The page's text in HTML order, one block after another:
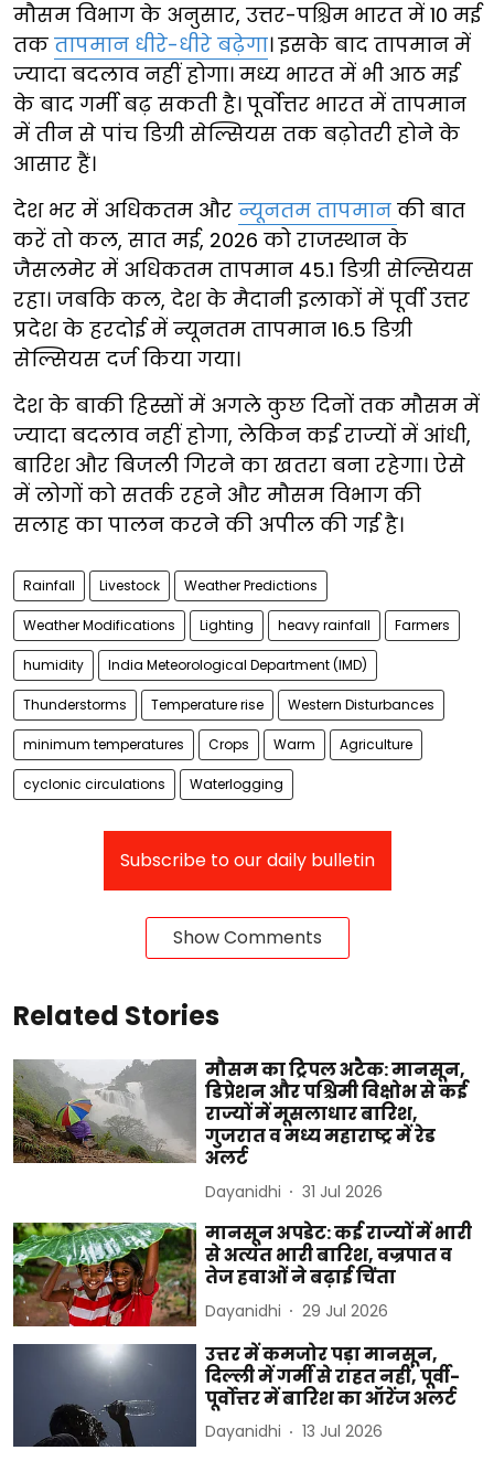
मौसम विभाग के अनुसार, उत्तर-पश्चिम भारत में 10 मई
तक तापमान धीरे-धीरे बढ़ेगा। इसके बाद तापमान में
ज्यादा बदलाव नहीं होगा। मध्य भारत में भी आठ मई
के बाद गर्मी बढ़ सकती है। पूर्वोत्तर भारत में तापमान
में तीन से पांच डिग्री सेल्सियस तक बढ़ोतरी होने के
आसार हैं।
देश भर में अधिकतम और न्यूनतम तापमान की बात
करें तो कल, सात मई, 2026 को राजस्थान के
जैसलमेर में अधिकतम तापमान 45.1 डिग्री सेल्सियस
रहा। जबकि कल, देश के मैदानी इलाकों में पूर्वी उत्तर
प्रदेश के हरदोई में न्यूनतम तापमान 16.5 डिग्री
सेल्सियस दर्ज किया गया।
देश के बाकी हिस्सों में अगले कुछ दिनों तक मौसम में
ज्यादा बदलाव नहीं होगा, लेकिन कई राज्यों में आंधी,
बारिश और बिजली गिरने का खतरा बना रहेगा। ऐसे
में लोगों को सतर्क रहने और मौसम विभाग की
सलाह का पालन करने की अपील की गई है।
Rainfall Livestock Weather Predictions
Weather Modifications Lighting heavy rainfall Farmers
humidity India Meteorological Department (IMD)
Thunderstorms Temperature rise Western Disturbances
minimum temperatures Crops Warm Agriculture
cyclonic circulations Waterlogging
Subscribe to our daily bulletin
Show Comments
Related Stories
मौसम का ट्रिपल अटैक: मानसून,
डिप्रेशन और पश्चिमी विक्षोभ से कई
राज्यों में मूसलाधार बारिश,
गुजरात व मध्य महाराष्ट्र में रेड
अलर्ट
Dayanidhi 31 Jul 2026
मानसून अपडेट: कई राज्यों में भारी
से अत्यंत भारी बारिश, वज्रपात व
तेज हवाओं ने बढ़ाई चिंता
Dayanidhi 29 Jul 2026
उत्तर में कमजोर पड़ा मानसून,
दिल्ली में गर्मी से राहत नहीं, पूर्वी-
पूर्वोत्तर में बारिश का ऑरेंज अलर्ट
Dayanidhi 13 Jul 2026